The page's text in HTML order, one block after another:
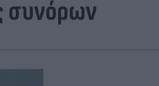
συνόρων